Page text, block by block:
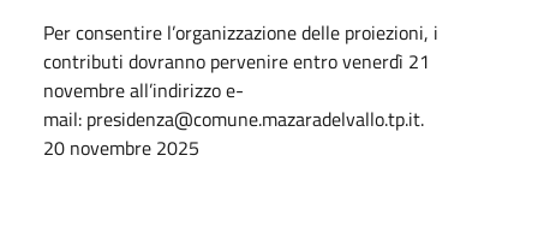
Per consentire l’organizzazione delle proiezioni, i
contributi dovranno pervenire entro venerdì 21
novembre all’indirizzo e-
mail: presidenza@comune.mazaradelvallo.tp.it.
20 novembre 2025